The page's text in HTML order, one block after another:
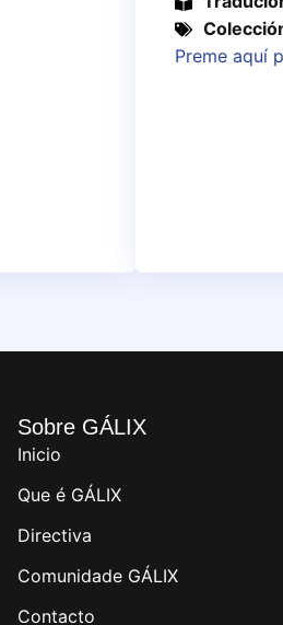
Preme aquí
Sobre GÁLIX
Inicio
Que é GÁLIX
Directiva
Comunidade GÁLIX
Contacto